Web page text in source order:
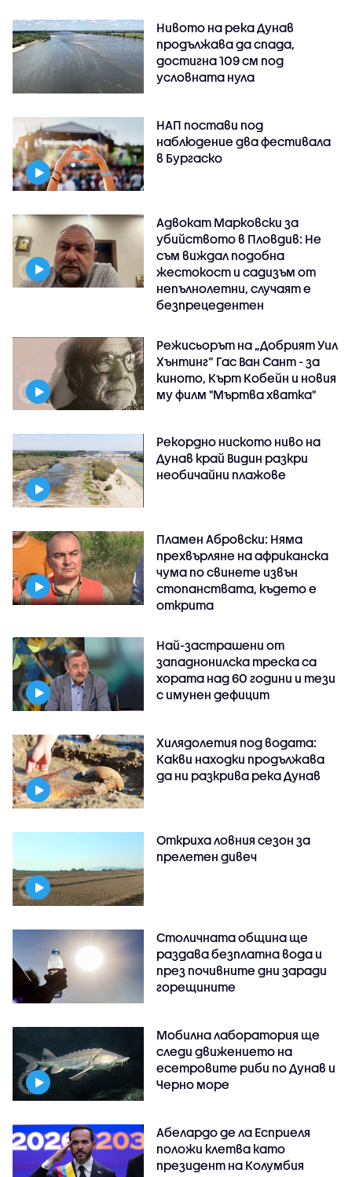
Нивото на река Дунав
продължава да спада,
достигна 109 см под
условната нула
НАП постави под
наблюдение два фестивала
в Бургаско
Адвокат Марковски за
убийството в Пловдив: Не
съм виждал подобна
жестокост и садизъм от
непълнолетни, случаят е
безпрецедентен
Режисьорът на „Добрият Уил
Хънтинг“ Гас Ван Сант - за
киното, Кърт Кобейн и новия
му филм "Мъртва хватка"
Рекордно ниското ниво на
Дунав край Видин разкри
необичайни плажове
Пламен Абровски: Няма
прехвърляне на африканска
чума по свинете извън
стопанствата, където е
открита
Най-застрашени от
западнонилска треска са
хората над 60 години и тези
с имунен дефицит
Хилядолетия под водата:
Какви находки продължава
да ни разкрива река Дунав
Откриха ловния сезон за
прелетен дивеч
Столичната община ще
раздава безплатна вода и
през почивните дни заради
горещините
Мобилна лаборатория ще
следи движението на
есетровите риби по Дунав и
Черно море
Абелардо де ла Есприеля
положи клетва като
президент на Колумбия